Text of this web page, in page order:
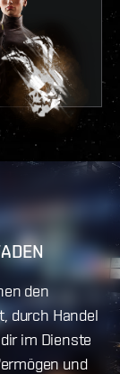
den
durch Handel
im Dienste
und